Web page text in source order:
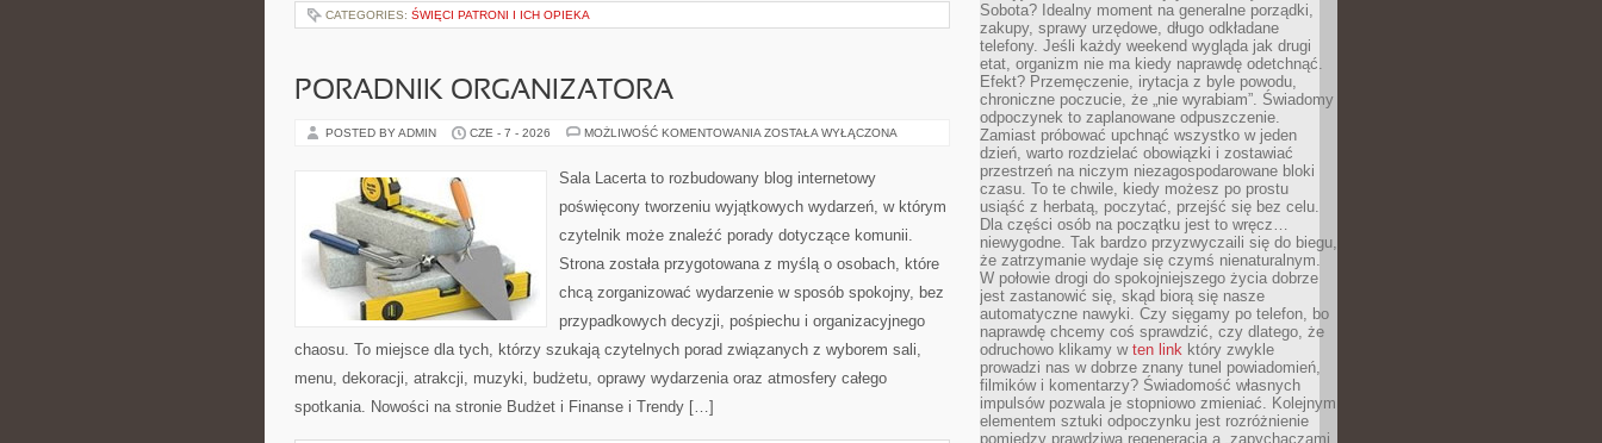
CATEGORIES: ŚWIĘCI PATRONI I ICH OPIEKA
PORADNIK ORGANIZATORA
POSTED BY ADMIN CZE - 7 - 2026 MOŻLIWOŚĆ KOMENTOWANIA PORADNIK
ZOSTAŁA WYŁĄCZONA
Sala Lacerta to rozbudowany blog internetowy
poświęcony tworzeniu wyjątkowych wydarzeń, w którym
czytelnik może znaleźć porady dotyczące komunii.
Strona została przygotowana z myślą o osobach, które
chcą zorganizować wydarzenie w sposób spokojny, bez
przypadkowych decyzji, pośpiechu i organizacyjnego
chaosu. To miejsce dla tych, którzy szukają czytelnych porad związanych z wyborem sali,
menu, dekoracji, atrakcji, muzyki, budżetu, oprawy wydarzenia oraz atmosfery całego
spotkania. Nowości na stronie Budżet i Finanse i Trendy […]
Sobota? Idealny moment na generalne porządki,
zakupy, sprawy urzędowe, długo odkładane
telefony. Jeśli każdy weekend wygląda jak drugi
etat, organizm nie ma kiedy naprawdę odetchnąć.
Efekt? Przemęczenie, irytacja z byle powodu,
chroniczne poczucie, że „nie wyrabiam”. Świadomy
odpoczynek to zaplanowane odpuszczenie.
Zamiast próbować upchnąć wszystko w jeden
dzień, warto rozdzielać obowiązki i zostawiać
przestrzeń na niczym niezagospodarowane bloki
czasu. To te chwile, kiedy możesz po prostu
usiąść z herbatą, poczytać, przejść się bez celu.
Dla części osób na początku jest to wręcz…
niewygodne. Tak bardzo przyzwyczaili się do biegu,
że zatrzymanie wydaje się czymś nienaturalnym.
W połowie drogi do spokojniejszego życia dobrze
jest zastanowić się, skąd biorą się nasze
automatyczne nawyki. Czy sięgamy po telefon, bo
naprawdę chcemy coś sprawdzić, czy dlatego, że
odruchowo klikamy w ten link który zwykle
prowadzi nas w dobrze znany tunel powiadomień,
filmików i komentarzy? Świadomość własnych
impulsów pozwala je stopniowo zmieniać. Kolejnym
elementem sztuki odpoczynku jest rozróżnienie
pomiędzy prawdziwą regeneracją a „zapychaczami